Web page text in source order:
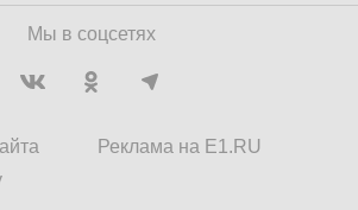
Мы в соцсетях
Реклама на E1.RU